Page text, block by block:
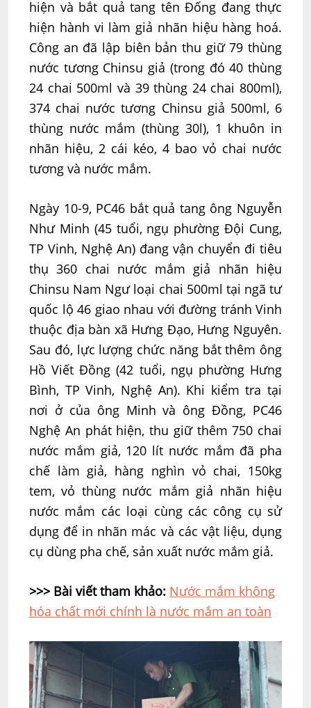
hiện và bắt quả tang tên Đống đang thực
hiện hành vi làm giả nhãn hiệu hàng hoá.
Công an đã lập biên bản thu giữ 79 thùng
nước tương Chinsu giả (trong đó 40 thùng
24 chai 500ml và 39 thùng 24 chai 800ml),
374 chai nước tương Chinsu giả 500ml, 6
thùng nước mắm (thùng 30l), 1 khuôn in
nhãn hiệu, 2 cái kéo, 4 bao vỏ chai nước
tương và nước mắm.
Ngày 10-9, PC46 bắt quả tang ông Nguyễn
Như Minh (45 tuổi, ngụ phường Đội Cung,
TP Vinh, Nghệ An) đang vận chuyển đi tiêu
thụ 360 chai nước mắm giả nhãn hiệu
Chinsu Nam Ngư loại chai 500ml tại ngã tư
quốc lộ 46 giao nhau với đường tránh Vinh
thuộc địa bàn xã Hưng Đạo, Hưng Nguyên.
Sau đó, lực lượng chức năng bắt thêm ông
Hồ Viết Đồng (42 tuổi, ngụ phường Hưng
Bình, TP Vinh, Nghệ An). Khi kiểm tra tại
nơi ở của ông Minh và ông Đồng, PC46
Nghệ An phát hiện, thu giữ thêm 750 chai
nước mắm giả, 120 lít nước mắm đã pha
chế làm giả, hàng nghìn vỏ chai, 150kg
tem, vỏ thùng nước mắm giả nhãn hiệu
nước mắm các loại cùng các công cụ sử
dụng để in nhãn mác và các vật liệu, dụng
cụ dùng pha chế, sản xuất nước mắm giả.
>>> Bài viết tham khảo: Nước mắm không
hóa chất mới chính là nước mắm an toàn